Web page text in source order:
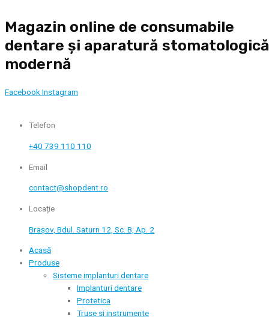
to
content
Magazin online de consumabile
dentare și aparatură stomatologică
modernă
FacebookInstagram
Telefon
+40 739 110 110
Email
contact@shopdent.ro
Locație
Brașov, Bdul. Saturn 12, Sc. B, Ap. 2
Acasă
Produse
Sisteme implanturi dentare
Implanturi dentare
Protetica
Truse si instrumente